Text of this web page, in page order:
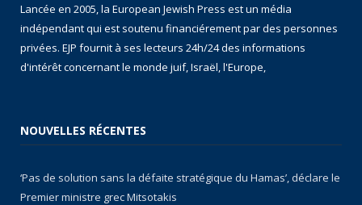
Lancée en 2005, la European Jewish Press est un média
indépendant qui est soutenu financiérement par des personnes
privées. EJP fournit à ses lecteurs 24h/24 des informations
d'intérêt concernant le monde juif, Israël, l'Europe,
NOUVELLES RÉCENTES
‘Pas de solution sans la défaite stratégique du Hamas’, déclare le
Premier ministre grec Mitsotakis